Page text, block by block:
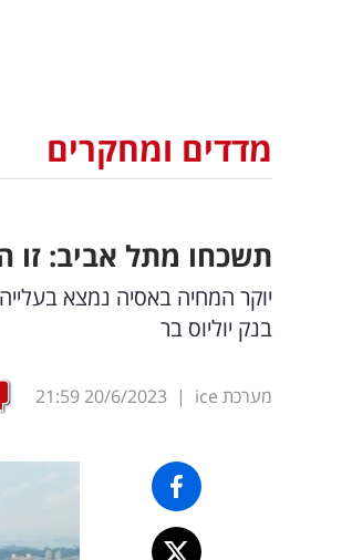
מדדים ומחקרים
תשכחו מתל אביב: זו
יוקר המחיה באסיה נמצא
בנק יוליוס בר
מערכת ice |
20/6/2023
21:59